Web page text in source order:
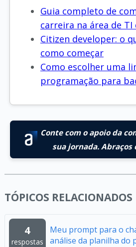
Guia completo de
carreira na área de TI
Citizen developer: o
como começar
Como escolher uma
programação para
Conte com o apoio da
sua jornada. Abraços
TÓPICOS RELACIONADOS
4
respostas
Meu prompt para o
análise da planilha do